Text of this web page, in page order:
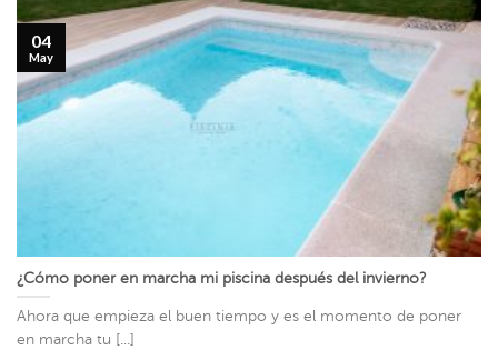
¿Cómo poner en marcha mi piscina después del invierno?
Ahora que empieza el buen tiempo y es el momento de poner
en marcha tu [...]
04
May